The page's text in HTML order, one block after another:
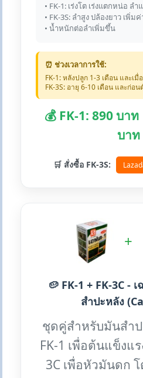
• FK-1: เร่งโต เร่งแตกหน่อ ลำ
• FK-3S: ลำสูง ปล้องยาว เพิ่มค่
• น้ำหนักต่อลำเพิ่มขึ้น
⏰ ช่วงเวลาการใช้:
FK-1: หลังปลูก 1-3 เดือน และเมื่
FK-3S: อายุ 6-10 เดือน และก่อ
💰 FK-1: 890 บา
บาท
🛒 สั่งซื้อ FK-3S:
+
🥔 FK-1 + FK-3C -
สำปะหลัง
ชุดคู่สำหรับมันสำป
FK-1 เพื่อต้นแข็งแ
3C เพื่อหัวมันดก